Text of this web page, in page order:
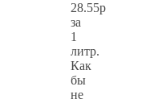
28.55р
за
1
литр.
Как
бы
не